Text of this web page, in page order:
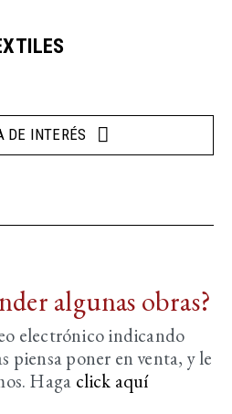
DE INTERÉS
algunas obras?
electrónico indicando
piensa poner en venta, y le
Haga click aquí­